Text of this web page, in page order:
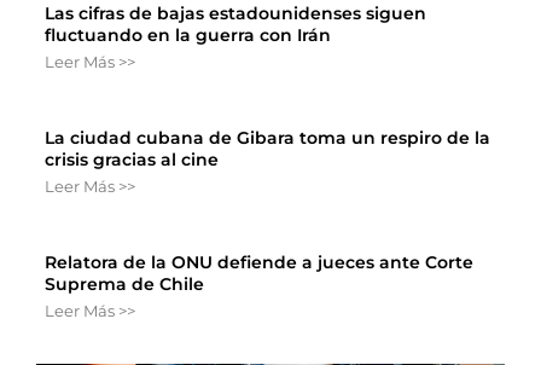
Las cifras de bajas estadounidenses siguen
fluctuando en la guerra con Irán
Leer Más >>
La ciudad cubana de Gibara toma un respiro de la
crisis gracias al cine
Leer Más >>
Relatora de la ONU defiende a jueces ante Corte
Suprema de Chile
Leer Más >>